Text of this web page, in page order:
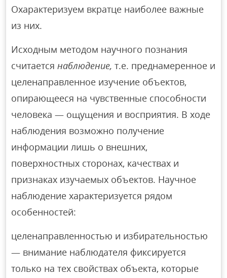
Охарактеризуем вкратце наиболее важные
из них.
Исходным методом научного познания
считаетсянаблюдение,т.е. преднамеренное и
целенаправленное изучение объектов,
опирающееся на чувственные способности
человека — ощущения и восприятия. В ходе
наблюдения возможно получение
информации лишь о внешних,
поверхностных сторонах, качествах и
признаках изучаемых объектов. Научное
наблюдение характеризуется рядом
особенностей:
целенаправленностью и избирательностью
— внимание наблюдателя фиксируется
только на тех свойствах объекта, которые